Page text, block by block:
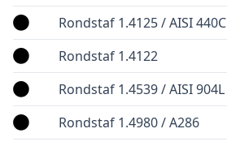
Rondstaf 1.4125 / AISI 440C
Rondstaf 1.4122
Rondstaf 1.4539 / AISI 904L
Rondstaf 1.4980 / A286